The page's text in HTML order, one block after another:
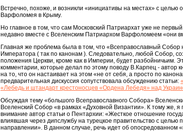
Встречно, похоже, и возникли «инициативы на местах» с целью
Варфоломея в Крыму.
Но главное в том, что сам Московский Патриархат уже не
недавно вместе с Вселенским Патриархом Варфоломеем «они
Главная же проблема была в том, что «Всеправославный Собор
Императора ( так по канонам ). Следовательно, любой Собор,
положения Церкви, кроме как в Империи, будет разбойничьим.
комментарии, которые делал по этому поводу В.Карпец - автор
на то, что он настаивает на этом «не от себя, а просто по
предварительная дискуссия сопутствовала обсуждению статьи:
«Лебедь и штандарт крестоносцев «Ордена Лебедя» над
Обсуждая тему «большого Всеправославного Собора»
Вселенский Собор «в рамках «Духовной Византии». К тому же,
внимание автор статьи о Пентархии: «Жесткое отношение
влиявшая через дипслужбу на турецкое правительство с
направлении». В данном случае, речь идет об опосредованном